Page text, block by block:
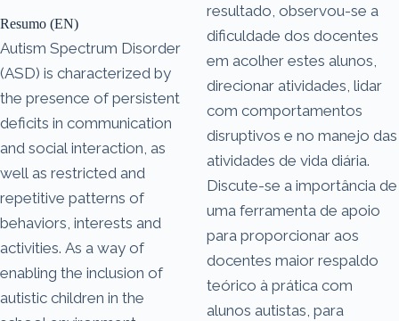
Resumo (EN)
Autism Spectrum Disorder
(ASD) is characterized by
the presence of persistent
deficits in communication
and social interaction, as
well as restricted and
repetitive patterns of
behaviors, interests and
activities. As a way of
enabling the inclusion of
autistic children in the
resultado, observou-se a
dificuldade dos docentes
em acolher estes alunos,
direcionar atividades, lidar
com comportamentos
disruptivos e no manejo das
atividades de vida diária.
Discute-se a importância de
uma ferramenta de apoio
para proporcionar aos
docentes maior respaldo
teórico à prática com
alunos autistas, para